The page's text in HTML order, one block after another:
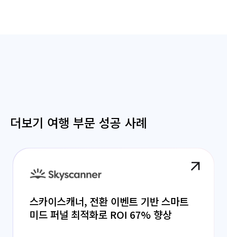
더보기 여행 부문 성공 사례
스카이스캐너, 전환 이벤트 기반 스마트
미드 퍼널 최적화로 ROI 67% 향상